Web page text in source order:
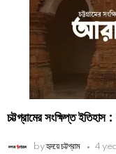
চট্টগ্রামের সংক্ষিপ্ত
by হৃদয়ে চট্টগ্রাম 4